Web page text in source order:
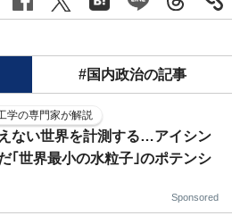
#国内政治の記事
学の専門家が解説
ない世界を計測する…アイシン
｢世界最小の水粒子｣のポテンシ
Sponsored